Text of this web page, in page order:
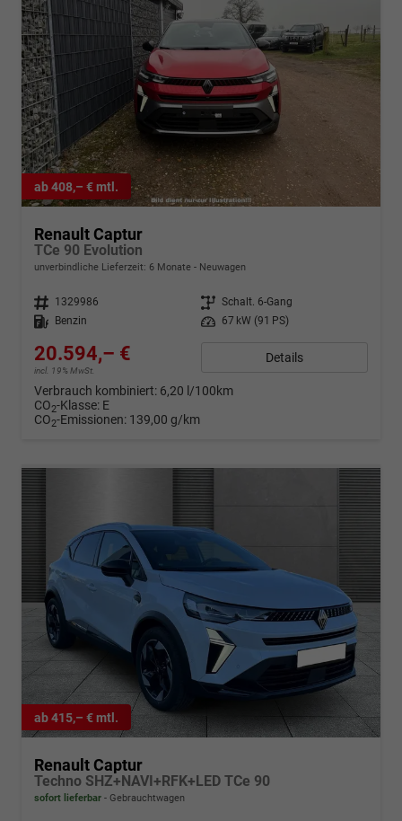
ab 408,– € mtl.
Renault Captur
TCe 90 Evolution
unverbindliche Lieferzeit: 6 Monate Neuwagen
Fahrzeugnr. 1329986 Getriebe Schalt. 6-Gang
Kraftstoff
Benzin Leistung 67 kW (91 PS)
20.594,– €
incl. 19% MwSt.
Details
Verbrauch kombiniert: 6,20 l/100km
CO2-Klasse: E
CO2-Emissionen: 139,00 g/km
ab 415,– € mtl.
Renault Captur
Techno SHZ+NAVI+RFK+LED TCe 90
sofort lieferbar Gebrauchtwagen